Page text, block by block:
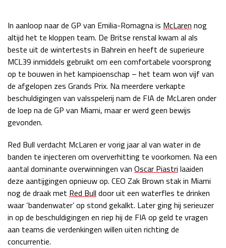
Kwalificatie
za 22:00 - 23:00
Race
zo 21:00 - 23:00
Kwalificatie
za 05:00 - 06:00
Race
zo 05:00 - 07:00
Kwalificatie
za 19:00 - 20:00
Race
zo 17:00 - 19:00
GP ABU DHABI 2026 04 - 06 dec
Kwalificatie
za 15:00 - 16:00
Race
zo 14:00 - 16:00
In aanloop naar de GP van Emilia-Romagna is McLaren nog
altijd het te kloppen team. De Britse renstal kwam al als
beste uit de wintertests in Bahrein en heeft de superieure
MCL39 inmiddels gebruikt om een comfortabele voorsprong
op te bouwen in het kampioenschap – het team won vijf van
de afgelopen zes Grands Prix. Na meerdere verkapte
beschuldigingen van valsspelerij nam de FIA de McLaren onder
de loep na de GP van Miami, maar er werd geen bewijs
gevonden.
Red Bull verdacht McLaren er vorig jaar al van water in de
banden te injecteren om oververhitting te voorkomen. Na een
aantal dominante overwinningen van Oscar Piastri laaiden
deze aantijgingen opnieuw op. CEO Zak Brown stak in Miami
nog de draak met Red Bull door uit een waterfles te drinken
waar ‘bandenwater’ op stond gekalkt. Later ging hij serieuzer
in op de beschuldigingen en riep hij de FIA op geld te vragen
aan teams die verdenkingen willen uiten richting de
concurrentie.